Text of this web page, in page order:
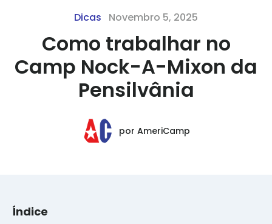
Dicas Novembro 5, 2025
Como trabalhar no
Camp Nock-A-Mixon da
Pensilvânia
por AmeriCamp
Índice